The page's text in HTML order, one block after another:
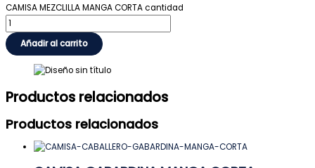
CAMISA MEZCLILLA MANGA CORTA cantidad
Añadir al carrito
Productos relacionados
Productos relacionados